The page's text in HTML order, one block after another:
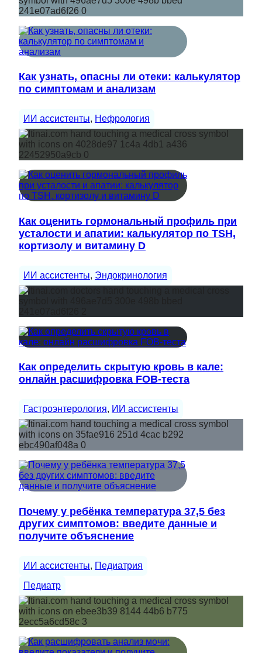
Как узнать, опасны ли отеки: калькулятор
по симптомам и анализам
ИИ ассистенты, Нефрология
Как оценить гормональный профиль при
усталости и апатии: калькулятор по TSH,
кортизолу и витамину D
ИИ ассистенты, Эндокринология
Как определить скрытую кровь в кале:
онлайн расшифровка FOB-теста
Гастроэнтерология, ИИ ассистенты
Почему у ребёнка температура 37,5 без
других симптомов: введите данные и
получите объяснение
ИИ ассистенты, Педиатрия
Педиатр